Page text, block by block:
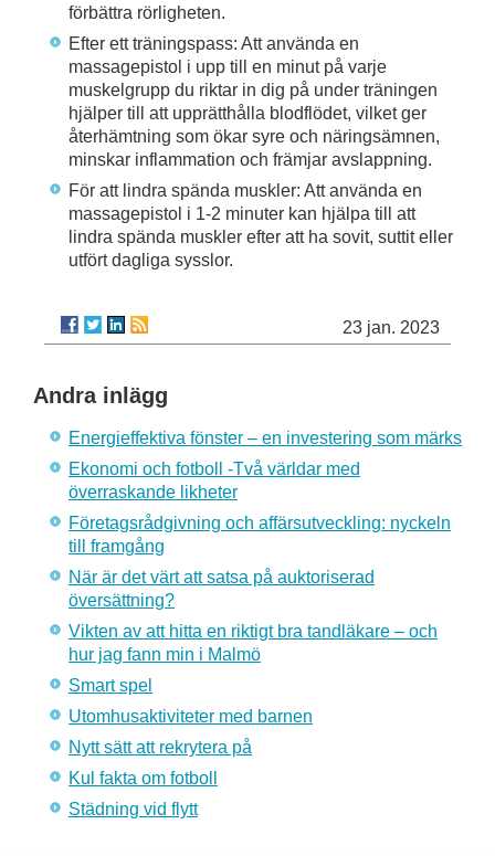
förbättra rörligheten.
Efter ett träningspass: Att använda en
massagepistol i upp till en minut på varje
muskelgrupp du riktar in dig på under träningen
hjälper till att upprätthålla blodflödet, vilket ger
återhämtning som ökar syre och näringsämnen,
minskar inflammation och främjar avslappning.
För att lindra spända muskler: Att använda en
massagepistol i 1-2 minuter kan hjälpa till att
lindra spända muskler efter att ha sovit, suttit eller
utfört dagliga sysslor.
23 jan. 2023
Andra inlägg
Energieffektiva fönster – en investering som märks
Ekonomi och fotboll -Två världar med
överraskande likheter
Företagsrådgivning och affärsutveckling: nyckeln
till framgång
När är det värt att satsa på auktoriserad
översättning?
Vikten av att hitta en riktigt bra tandläkare – och
hur jag fann min i Malmö
Smart spel
Utomhusaktiviteter med barnen
Nytt sätt att rekrytera på
Kul fakta om fotboll
Städning vid flytt